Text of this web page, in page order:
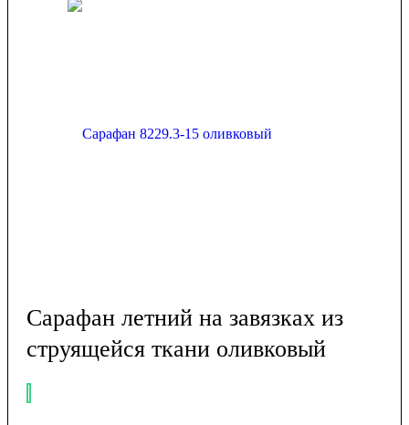
Сарафан летний на завязках из
струящейся ткани оливковый